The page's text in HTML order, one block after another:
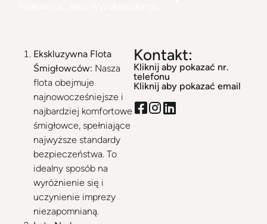
Ekskluzywna Flota
Śmigłowców: Nasza
flota obejmuje
najnowocześniejsze i
najbardziej komfortowe
śmigłowce, spełniające
najwyższe standardy
bezpieczeństwa. To
idealny sposób na
wyróżnienie się i
uczynienie imprezy
niezapomnianą.
Kontakt:
Kliknij aby pokazać nr.
telefonu
Kliknij aby pokazać email